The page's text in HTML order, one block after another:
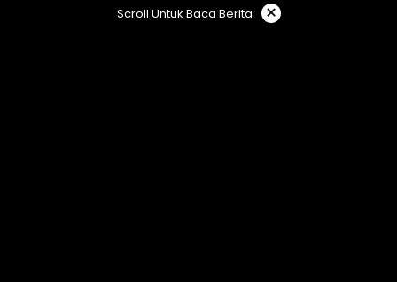
Scroll Untuk Baca Berita ×